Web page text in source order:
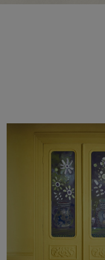
dans l’UE par